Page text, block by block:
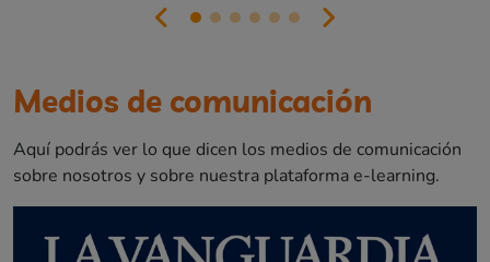
Medios de comunicación
Aquí podrás ver lo que dicen los medios de comunicación
sobre nosotros y sobre nuestra plataforma e-learning.